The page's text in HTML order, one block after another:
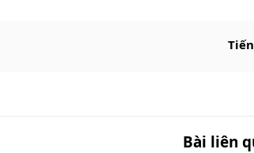
Bài liên